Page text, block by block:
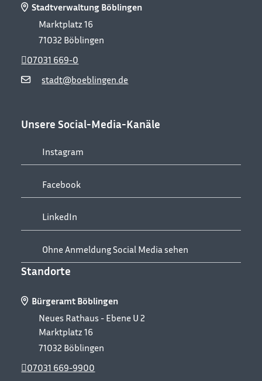
Stadtverwaltung Böblingen
Marktplatz 16
71032 Böblingen
stadt@boeblingen.de
07031 669-0
Unsere Social-Media-Kanäle
Instagram
Facebook
LinkedIn
Ohne Anmeldung Social Media sehen
Standorte
Bürgeramt Böblingen
Neues Rathaus - Ebene U 2
Marktplatz 16
71032 Böblingen
07031 669-9900